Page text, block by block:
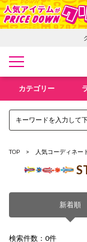
カテゴリー
TOP 人気コーディネー
新着順
検索件数：0件